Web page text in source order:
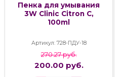
Пенка для умывания
3W Clinic Citron C,
100ml
Артикул: 728-ПДУ-18
270.27 руб.
200.00 руб.